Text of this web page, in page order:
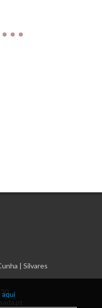
nº187/ME/91
| Silvares
aqui